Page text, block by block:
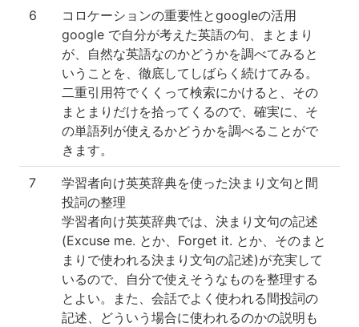
6
コロケーションの重要性とgoogleの活用
google で自分が考えた英語の句、まとまり
が、自然な英語なのかどうかを調べてみると
いうことを、徹底してしばらく続けてみる。
二重引用符でくくって検索にかけると、その
まとまりだけを拾ってくるので、確実に、そ
の単語列が使えるかどうかを調べることがで
きます。
7
学習者向け英英辞典を使った決まり文句と間
投詞の整理
学習者向け英英辞典では、決まり文句の記述
(Excuse me. とか、Forget it. とか、そのまと
まりで使われる決まり文句の記述)が充実して
いるので、自分で使えそうなものを整理する
とよい。また、会話でよく使われる間投詞の
記述、どういう場合に使われるのかの説明も